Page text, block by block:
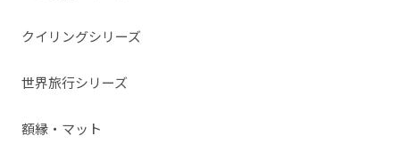
クイリングシリーズ
世界旅行シリーズ
額縁・マット